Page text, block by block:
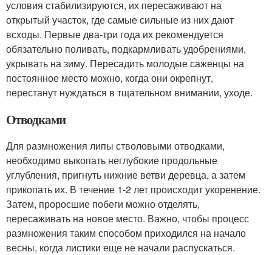
условия стабилизируются, их пересаживают на
открытый участок, где самые сильные из них дают
всходы. Первые два-три года их рекомендуется
обязательно поливать, подкармливать удобрениями,
укрывать на зиму. Пересадить молодые саженцы на
постоянное место можно, когда они окрепнут,
перестанут нуждаться в тщательном внимании, уходе.
Отводками
Для размножения липы стволовыми отводками,
необходимо выкопать неглубокие продольные
углубления, пригнуть нижние ветви деревца, а затем
прикопать их. В течение 1-2 лет происходит укоренение.
Затем, проросшие побеги можно отделять,
пересаживать на новое место. Важно, чтобы процесс
размножения таким способом приходился на начало
весны, когда листики еще не начали распускаться.